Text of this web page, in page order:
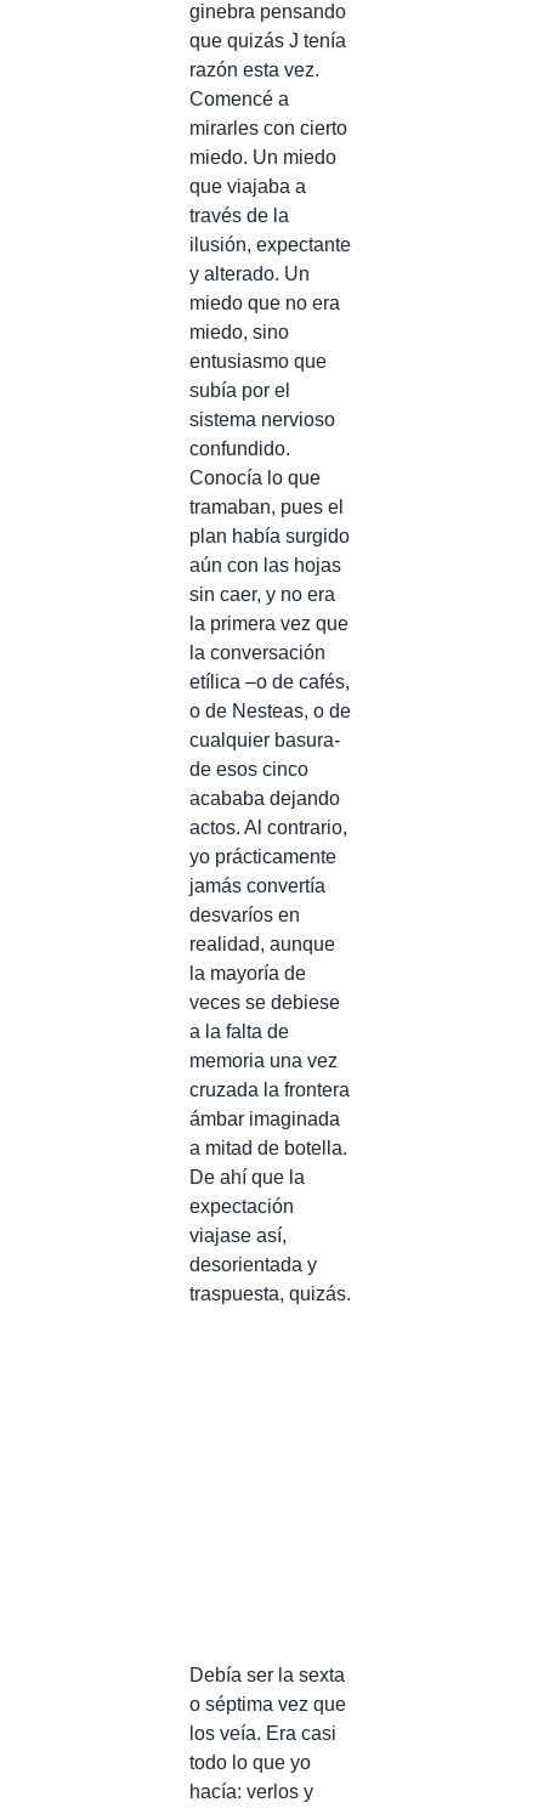
ginebra pensando
que quizás J tenía
razón esta vez.
Comencé a
mirarles con cierto
miedo. Un miedo
que viajaba a
través de la
ilusión, expectante
y alterado. Un
miedo que no era
miedo, sino
entusiasmo que
subía por el
sistema nervioso
confundido.
Conocía lo que
tramaban, pues el
plan había surgido
aún con las hojas
sin caer, y no era
la primera vez que
la conversación
etílica –o de cafés,
o de Nesteas, o de
cualquier basura-
de esos cinco
acababa dejando
actos. Al contrario,
yo prácticamente
jamás convertía
desvaríos en
realidad, aunque
la mayoría de
veces se debiese
a la falta de
memoria una vez
cruzada la frontera
ámbar imaginada
a mitad de botella.
De ahí que la
expectación
viajase así,
desorientada y
traspuesta, quizás.
Debía ser la sexta
o séptima vez que
los veía. Era casi
todo lo que yo
hacía: verlos y